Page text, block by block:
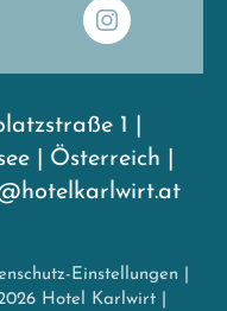
1
| Österreich
Einstellungen
Hotel Karlwirt|